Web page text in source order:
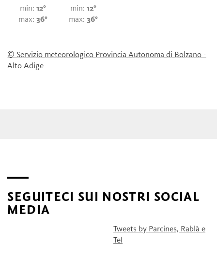
min: 12°
max: 36°
min: 12°
max: 36°
© Servizio meteorologico Provincia Autonoma di Bolzano -
Alto Adige
SEGUITECI SUI NOSTRI SOCIAL
MEDIA
Tweets by Parcines, Rablà e
Tel